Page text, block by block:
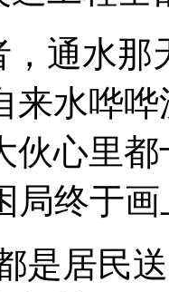
，通水
来水哗
伙心里
局终于
是居民